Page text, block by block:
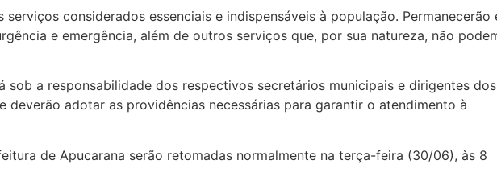
considerados essenciais e indispensáveis à população. Permanecerão
e emergência, além de outros serviços que, por sua natureza, não
sob a responsabilidade dos respectivos secretários municipais e dirigentes dos
deverão adotar as providências necessárias para garantir o atendimento à
de Apucarana serão retomadas normalmente na terça-feira (30/06), às 8